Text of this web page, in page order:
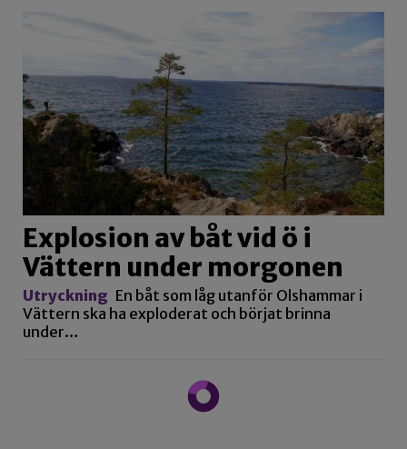
Explosion av båt vid ö i
Vättern under morgonen
Utryckning En båt som låg utanför Olshammar i
Vättern ska ha exploderat och börjat brinna
under…